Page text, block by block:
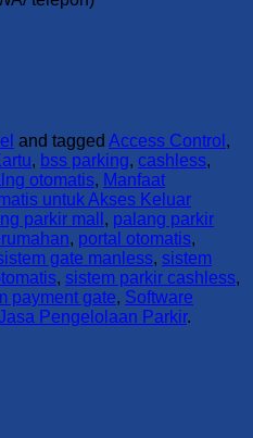
and tagged Access Control ,
, bss parking, cashless,
otomatis, Manfaat
untuk Akses Keluar
parkir mall , palang parkir
, portal otomatis,
gate manless, sistem
, sistem parkir cashless,
payment gate, Software
Pengelolaan Parkir.